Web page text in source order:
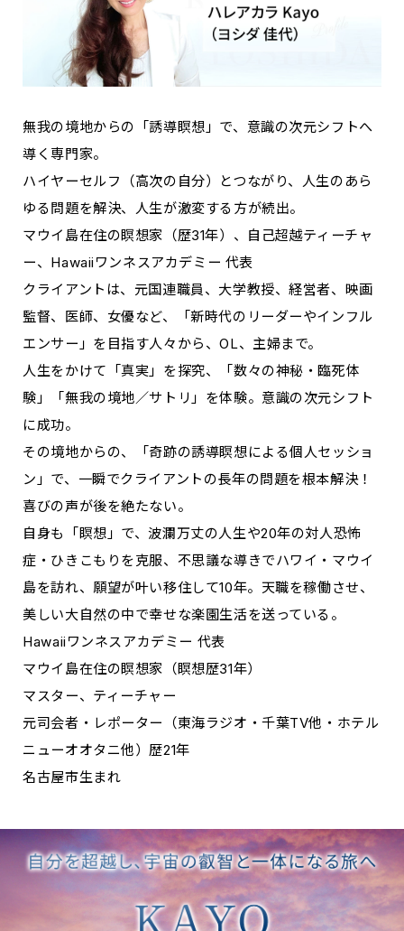
無我の境地からの「誘導瞑想」で、意識の次元シフトへ
導く専門家。
ハイヤーセルフ（高次の自分）とつながり、人生のあら
ゆる問題を解決、人生が激変する方が続出。
マウイ島在住の瞑想家（歴31年）、自己超越ティーチャ
ー、Hawaiiワンネスアカデミー 代表
クライアントは、元国連職員、大学教授、経営者、映画
監督、医師、女優など、「新時代のリーダーやインフル
エンサー」を目指す人々から、OL、主婦まで。
人生をかけて「真実」を探究、「数々の神秘・臨死体
験」「無我の境地／サトリ」を体験。意識の次元シフト
に成功。
その境地からの、「奇跡の誘導瞑想による個人セッショ
ン」で、一瞬でクライアントの長年の問題を根本解決！
喜びの声が後を絶たない。
自身も「瞑想」で、波瀾万丈の人生や20年の対人恐怖
症・ひきこもりを克服、不思議な導きでハワイ・マウイ
島を訪れ、願望が叶い移住して10年。天職を稼働させ、
美しい大自然の中で幸せな楽園生活を送っている。
Hawaiiワンネスアカデミー 代表
マウイ島在住の瞑想家（瞑想歴31年）
マスター、ティーチャー
元司会者・レポーター（東海ラジオ・千葉TV他・ホテル
ニューオオタニ他）歴21年
名古屋市生まれ